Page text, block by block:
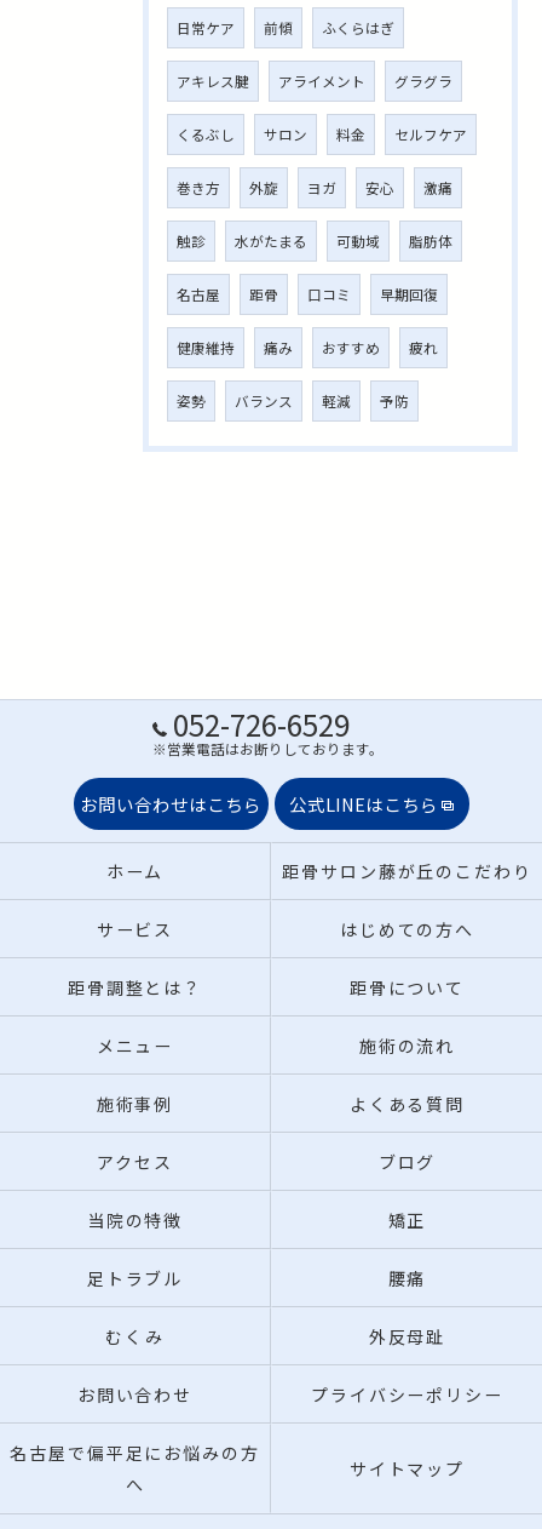
日常ケア 前傾 ふくらはぎ
アキレス腱 アライメント グラグラ
くるぶし サロン 料金 セルフケア
巻き方 外旋 ヨガ 安心 激痛
触診 水がたまる 可動域 脂肪体
名古屋 距骨 口コミ 早期回復
健康維持 痛み おすすめ 疲れ
姿勢 バランス 軽減 予防
052-726-6529
※営業電話はお断りしております。
お問い合わせはこちら 公式LINEはこちら
ホーム 距骨サロン藤が丘のこだわり
サービス はじめての方へ
距骨調整とは？ 距骨について
メニュー 施術の流れ
施術事例 よくある質問
アクセス ブログ
当院の特徴 矯正
足トラブル 腰痛
むくみ 外反母趾
お問い合わせ プライバシーポリシー
名古屋で偏平足にお悩みの方
へ
サイトマップ